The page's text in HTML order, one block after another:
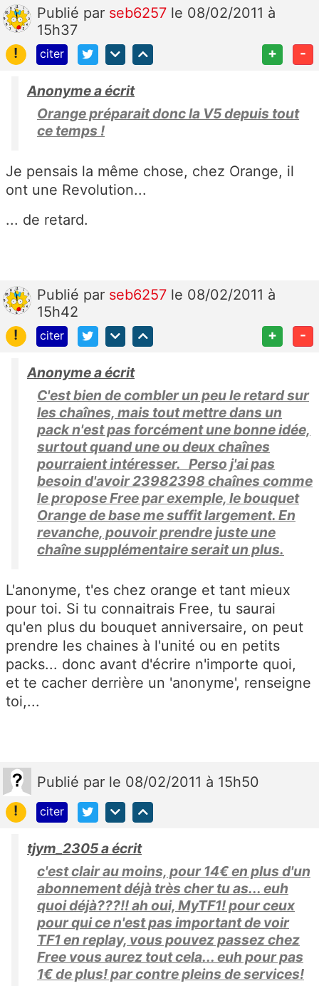
Publié par seb6257 le 08/02/2011 à
15h37
!
citer + -
Anonyme a écrit
Orange préparait donc la V5 depuis tout
ce temps !
Je pensais la même chose, chez Orange, il
ont une Revolution...
... de retard.
Publié par seb6257 le 08/02/2011 à
15h42
!
citer + -
Anonyme a écrit
C'est bien de combler un peu le retard sur
les chaînes, mais tout mettre dans un
pack n'est pas forcément une bonne idée,
surtout quand une ou deux chaînes
pourraient intéresser. Perso j'ai pas
besoin d'avoir 23982398 chaînes comme
le propose Free par exemple, le bouquet
Orange de base me suffit largement. En
revanche, pouvoir prendre juste une
chaîne supplémentaire serait un plus.
L'anonyme, t'es chez orange et tant mieux
pour toi. Si tu connaitrais Free, tu saurai
qu'en plus du bouquet anniversaire, on peut
prendre les chaines à l'unité ou en petits
packs... donc avant d'écrire n'importe quoi,
et te cacher derrière un 'anonyme', renseigne
toi,...
Publié par le 08/02/2011 à 15h50
!
citer
tjym_2305 a écrit
c'est clair au moins, pour 14€ en plus d'un
abonnement déjà très cher tu as... euh
quoi déjà???!! ah oui, MyTF1! pour ceux
pour qui ce n'est pas important de voir
TF1 en replay, vous pouvez passez chez
Free vous aurez tout cela... euh pour pas
1€ de plus! par contre pleins de services!